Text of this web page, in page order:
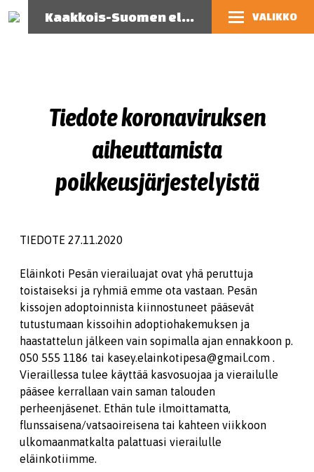
Kaakkois-Suomen eläinsuojeluyhdistys VALIKKO
Tiedote koronaviruksen
aiheuttamista
poikkeusjärjestelyistä
TIEDOTE 27.11.2020
Eläinkoti Pesän vierailuajat ovat yhä peruttuja
toistaiseksi ja ryhmiä emme ota vastaan. Pesän
kissojen adoptoinnista kiinnostuneet pääsevät
tutustumaan kissoihin adoptiohakemuksen ja
haastattelun jälkeen vain sopimalla ajan ennakkoon p.
050 555 1186 tai kasey.elainkotipesa@gmail.com .
Vieraillessa tulee käyttää kasvosuojaa ja vierailulle
pääsee kerrallaan vain saman talouden
perheenjäsenet. Ethän tule ilmoittamatta,
flunssaisena/vatsaoireisena tai kahteen viikkoon
ulkomaanmatkalta palattuasi vierailulle
eläinkotiimme.